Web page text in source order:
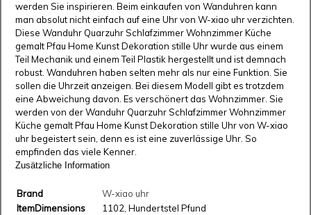
werden Sie inspirieren. Beim einkaufen von Wanduhren kann
man absolut nicht einfach auf eine Uhr von W-xiao uhr verzichten.
Diese Wanduhr Quarzuhr Schlafzimmer Wohnzimmer Küche
gemalt Pfau Home Kunst Dekoration stille Uhr wurde aus einem
Teil Mechanik und einem Teil Plastik hergestellt und ist demnach
robust. Wanduhren haben selten mehr als nur eine Funktion. Sie
sollen die Uhrzeit anzeigen. Bei diesem Modell gibt es trotzdem
eine Abweichung davon. Es verschönert das Wohnzimmer. Sie
werden von der Wanduhr Quarzuhr Schlafzimmer Wohnzimmer
Küche gemalt Pfau Home Kunst Dekoration stille Uhr von W-xiao
uhr begeistert sein, denn es ist eine zuverlässige Uhr. So
empfinden das viele Kenner.
Zusätzliche Information
Brand
W-xiao uhr
ItemDimensions
1102, Hundertstel Pfund